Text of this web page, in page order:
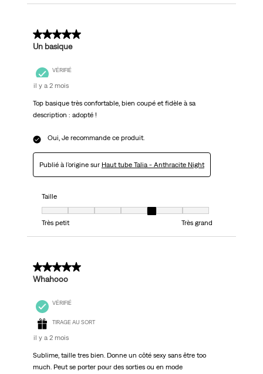
5 sur 5 étoiles.
Un basique
VÉRIFIÉ
il y a 2 mois
Top basique très confortable, bien coupé et fidèle à sa
description : adopté !
Oui, Je recommande ce produit.
Publié à l'origine sur Haut tube Talia - Anthracite Night
Taille
Taille, 5 sur 7, où 1 est égal à Très petit et 7 est égal à Très grand
Très petit
Très grand
5 sur 5 étoiles.
Whahooo
VÉRIFIÉ
TIRAGE AU SORT
il y a 2 mois
Sublime, taille tres bien. Donne un côté sexy sans être too
much. Peut se porter pour des sorties ou en mode